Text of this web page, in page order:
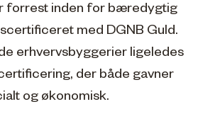
forrest inden for bæredygtig
med DGNB Guld.
erhvervsbyggerier ligeledes
der både gavner
og økonomisk.